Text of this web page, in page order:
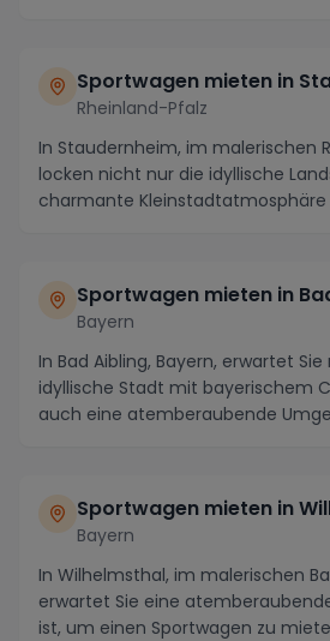
Sportwagen mieten in
Rheinland-Pfalz
In Staudernheim, im malerischen
locken nicht nur die idyllische
charmante Kleinstadtatmosphäre
Sportwagen mieten in
Bayern
In Bad Aibling, Bayern, erwartet
idyllische Stadt mit bayerischem
auch eine atemberaubende
Sportwagen mieten in
Bayern
In Wilhelmsthal, im malerischen
erwartet Sie eine
ist, um einen Sportwagen zu